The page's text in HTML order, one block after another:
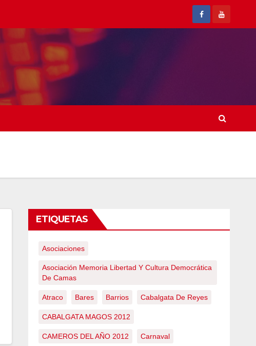
ETIQUETAS
Asociaciones
Asociación Memoria Libertad Y Cultura Democrática
De Camas
Atraco Bares Barrios Cabalgata De Reyes
CABALGATA MAGOS 2012
CAMEROS DEL AÑO 2012 Carnaval